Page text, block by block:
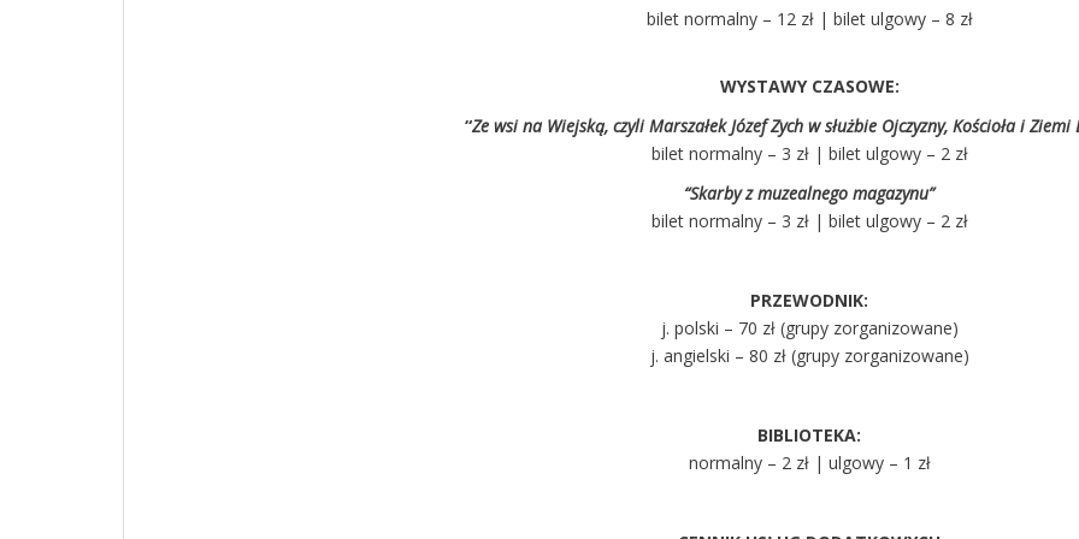
bilet normalny – 12 zł | bilet ulgowy – 8 zł
WYSTAWY CZASOWE:
“Ze wsi na Wiejską, czyli Marszałek Józef Zych w służbie Ojczyzny, Kościoła i Ziemi
bilet normalny – 3 zł | bilet ulgowy – 2 zł
“Skarby z muzealnego magazynu”
bilet normalny – 3 zł | bilet ulgowy – 2 zł
PRZEWODNIK:
j. polski – 70 zł (grupy zorganizowane)
j. angielski – 80 zł (grupy zorganizowane)
BIBLIOTEKA:
normalny – 2 zł | ulgowy – 1 zł